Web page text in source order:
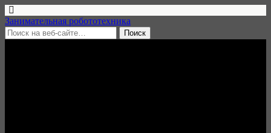
Занимательная робототехника